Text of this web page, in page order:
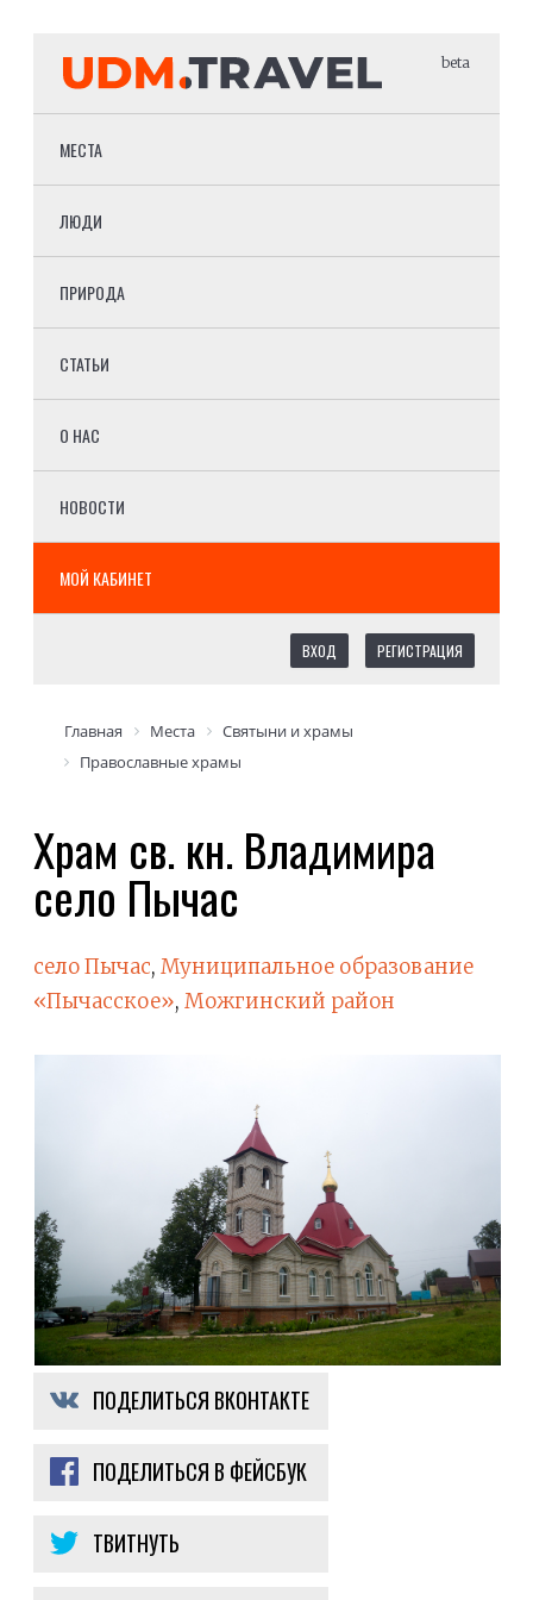
beta
МЕСТА
ЛЮДИ
ПРИРОДА
СТАТЬИ
О НАС
НОВОСТИ
МОЙ КАБИНЕТ
ВХОД РЕГИСТРАЦИЯ
Главная Места
Святыни и храмы
Православные храмы
Храм св. кн. Владимира
село Пычас
село Пычас, Муниципальное образование
«Пычасское», Можгинский район
ПОДЕЛИТЬСЯ ВКОНТАКТЕ
ПОДЕЛИТЬСЯ В ФЕЙСБУК
ТВИТНУТЬ